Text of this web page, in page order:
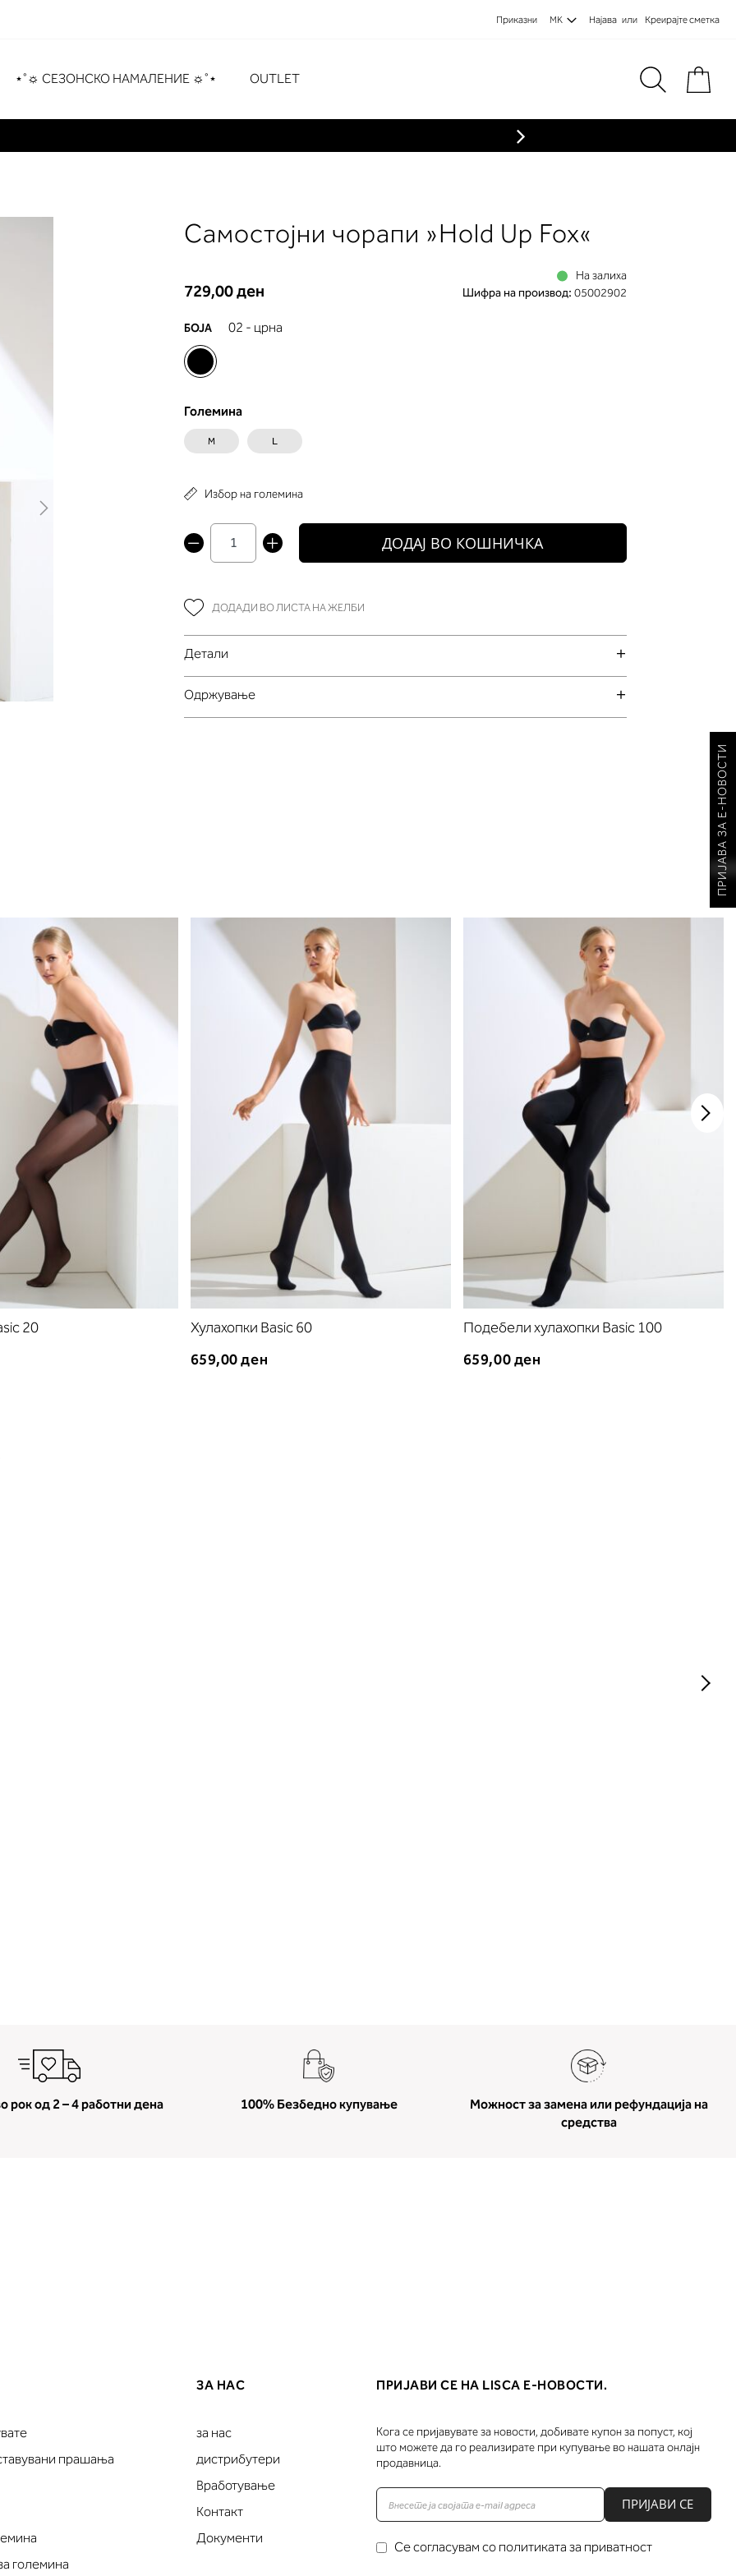
Приказни MK Најава Креирајте сметка
⋆˚☼ СЕЗОНСКО НАМАЛЕНИЕ ☼˚⋆ OUTLET
Самостојни чорапи »Hold Up Fox«
729,00 ден
На залиха
Шифра на производ: 05002902
БОЈА 02 - црна
Големина
M L
Избор на големина
ДОДАЈ ВО КОШНИЧКА
ДОДАДИ ВО ЛИСТА НА ЖЕЛБИ
Детали
Oдржување
20
Хулахопки Basic 60
659,00 ден
Подебели хулахопки Basic 100
659,00 ден
рок од 2 – 4 работни дена 100% Безбедно купување
Можност за замена или рефундација на
средства
прашања
големина
ЗА НАС
за нас
дистрибутери
Вработување
Контакт
Документи
ПРИЈАВИ СЕ НА LISCA Е-НОВОСТИ.
Кога се пријавувате за новости, добивате купон за попуст, кој
што можете да го реализирате при купување во нашата онлајн
продавница.
ПРИЈАВИ СЕ
Се согласувам со политиката за приватност
ПРИЈАВА ЗА Е-НОВОСТИ